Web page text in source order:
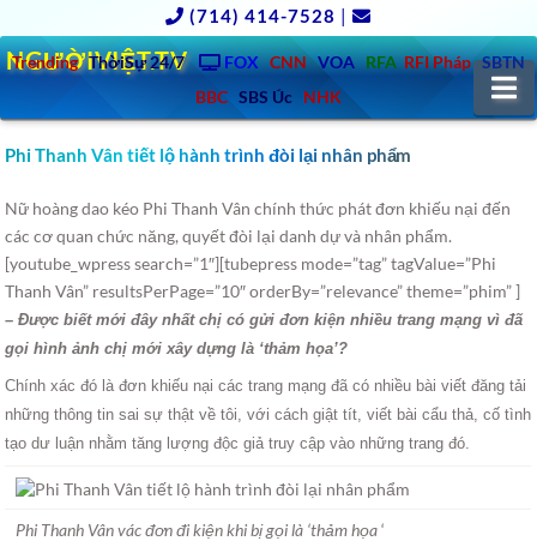
(714) 414-7528 |
Trending ThờiSự 24/7 FOX CNN VOA RFA RFI Pháp SBTN
BBC SBS Úc NHK
NGƯỜIVIỆT.TV
Phi Thanh Vân tiết lộ hành trình đòi lại nhân phẩm
Nữ hoàng dao kéo Phi Thanh Vân chính thức phát đơn khiếu nại đến
các cơ quan chức năng, quyết đòi lại danh dự và nhân phẩm.
[youtube_wpress search=”1″][tubepress mode=”tag” tagValue=”Phi
Thanh Vân” resultsPerPage=”10″ orderBy=”relevance” theme=”phim” ]
– Được biết mới đây nhất chị có gửi đơn kiện nhiều trang mạng vì đã
gọi hình ảnh chị mới xây dựng là ‘thảm họa’?
Chính xác đó là đơn khiếu nại các trang mạng đã có nhiều bài viết đăng tải
những thông tin sai sự thật về tôi, với cách giật tít, viết bài cẩu thả, cố tình
tạo dư luận nhằm tăng lượng độc giả truy cập vào những trang đó.
Phi Thanh Vân vác đơn đi kiện khi bị gọi là ‘thảm họa‘